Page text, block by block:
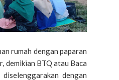
rumah dengan paparan
demikian BTQ atau Baca
dengan